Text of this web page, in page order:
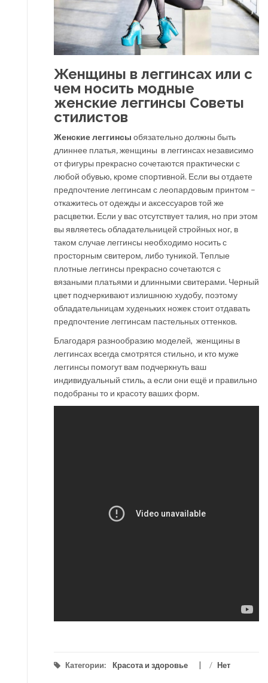
Женщины в леггинсах или с
чем носить модные
женские леггинсы Советы
стилистов
Женские леггинсы обязательно должны быть
длиннее платья,женщины в леггинсах независимо
от фигуры прекрасно сочетаются практически с
любой обувью, кроме спортивной. Если вы отдаете
предпочтение леггинсам с леопардовым принтом –
откажитесь от одежды и аксессуаров той же
расцветки. Если у вас отсутствует талия, но при этом
вы являетесь обладательницей стройных ног, в
таком случае леггинсы необходимо носить с
просторным свитером, либо туникой. Теплые
плотные леггинсы прекрасно сочетаются с
вязаными платьями и длинными свитерами. Черный
цвет подчеркивают излишнюю худобу, поэтому
обладательницам худеньких ножек стоит отдавать
предпочтение леггинсам пастельных оттенков.
Благодаря разнообразию моделей, женщины в
леггинсах всегда смотрятся стильно, и кто муже
леггинсы помогут вам подчеркнуть ваш
индивидуальный стиль, а если они ещё и правильно
подобраны то и красоту ваших форм.
Категории: Красота и здоровье / Нет